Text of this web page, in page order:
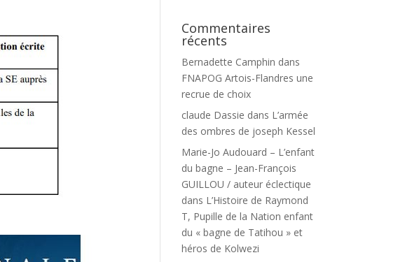
Commentaires
récents
Bernadette Camphin dans
FNAPOG Artois-Flandres une
recrue de choix
claude Dassie dans L’armée
des ombres de joseph Kessel
Marie-Jo Audouard – L’enfant
du bagne – Jean-François
GUILLOU / auteur éclectique
dans L’Histoire de Raymond
T, Pupille de la Nation enfant
du « bagne de Tatihou » et
héros de Kolwezi